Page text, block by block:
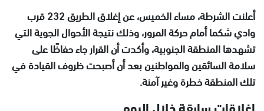
أعلنت الشرطة، مساء الخميس، عن إغلاق الطريق 232 قرب
وادي شكما أمام حركة المرور، وذلك نتيجة الأحوال الجوية التي
تشهدها المنطقة الجنوبية، وأكدت أن القرار جاء حفاظًا على
سلامة السائقين والمواطنين بعد أن أصبحت ظروف القيادة في
تلك المنطقة خطرة وغير آمنة.